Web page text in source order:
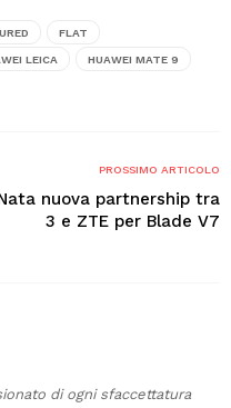
FLAT
LEICA HUAWEI MATE 9
PROSSIMO ARTICOLO
nuova partnership tra
3 e ZTE per Blade V7
di ogni sfaccettatura